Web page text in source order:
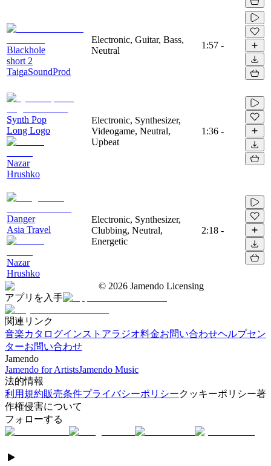
Blackhole
short 2
TaigaSoundProd
Electronic, Guitar, Bass,
Neutral
1:57 -
Synth Pop
Long Logo
Nazar
Hrushko
Electronic, Synthesizer,
Videogame, Neutral,
Upbeat
1:36 -
Danger
Asia Travel
Nazar
Hrushko
Electronic, Synthesizer,
Clubbing, Neutral,
Energetic
2:18 -
© 2026 Jamendo Licensing
アプリを入手
関連リンク
音楽カタログインストアラジオ料金お問い合わせヘルプセン
ターお問い合わせ
Jamendo
Jamendo for ArtistsJamendo Music
法的情報
利用規約販売条件プライバシーポリシークッキーポリシー著
作権侵害について
フォローする